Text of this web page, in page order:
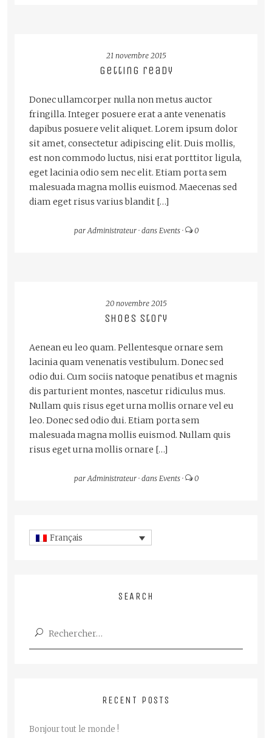
21 novembre 2015
Getting ready
Donec ullamcorper nulla non metus auctor
fringilla. Integer posuere erat a ante venenatis
dapibus posuere velit aliquet. Lorem ipsum dolor
sit amet, consectetur adipiscing elit. Duis mollis,
est non commodo luctus, nisi erat porttitor ligula,
eget lacinia odio sem nec elit. Etiam porta sem
malesuada magna mollis euismod. Maecenas sed
diam eget risus varius blandit […]
parAdministrateur· dans Events· 0
20 novembre 2015
Shoes Story
Aenean eu leo quam. Pellentesque ornare sem
lacinia quam venenatis vestibulum. Donec sed
odio dui. Cum sociis natoque penatibus et magnis
dis parturient montes, nascetur ridiculus mus.
Nullam quis risus eget urna mollis ornare vel eu
leo. Donec sed odio dui. Etiam porta sem
malesuada magna mollis euismod. Nullam quis
risus eget urna mollis ornare […]
parAdministrateur· dans Events· 0
Français
SEARCH
RECENT POSTS
Bonjour tout le monde !